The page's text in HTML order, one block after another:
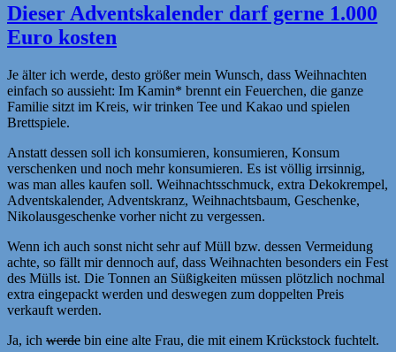
Dieser Adventskalender darf gerne 1.000
Euro kosten
Je älter ich werde, desto größer mein Wunsch, dass Weihnachten
einfach so aussieht: Im Kamin* brennt ein Feuerchen, die ganze
Familie sitzt im Kreis, wir trinken Tee und Kakao und spielen
Brettspiele.
Anstatt dessen soll ich konsumieren, konsumieren, Konsum
verschenken und noch mehr konsumieren. Es ist völlig irrsinnig,
was man alles kaufen soll. Weihnachtsschmuck, extra Dekokrempel,
Adventskalender, Adventskranz, Weihnachtsbaum, Geschenke,
Nikolausgeschenke vorher nicht zu vergessen.
Wenn ich auch sonst nicht sehr auf Müll bzw. dessen Vermeidung
achte, so fällt mir dennoch auf, dass Weihnachten besonders ein Fest
des Mülls ist. Die Tonnen an Süßigkeiten müssen plötzlich nochmal
extra eingepackt werden und deswegen zum doppelten Preis
verkauft werden.
Ja, ich werde bin eine alte Frau, die mit einem Krückstock fuchtelt.